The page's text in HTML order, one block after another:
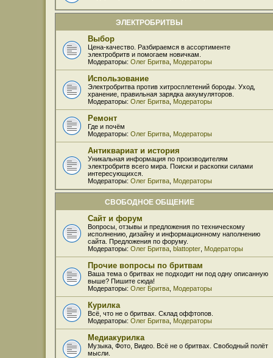
ЭЛЕКТРОБРИТВЫ
Выбор
Цена-качество. Разбираемся в ассортименте
электробритв и помогаем новичкам.
Модераторы: Олег Бритва Модераторы
Использование
Электробритва против хитросплетений бороды. Уход,
хранение, правильная зарядка аккумуляторов.
Модераторы: Олег Бритва Модераторы
Ремонт
Где и почём
Модераторы: Олег Бритва Модераторы
Антиквариат и история
Уникальная информация по производителям
электробритв всего мира. Поиски и раскопки силами
интересующихся.
Модераторы: Олег Бритва Модераторы
СВОБОДНОЕ ОБЩЕНИЕ
Сайт и форум
Вопросы, отзывы и предложения по техническому
исполнению, дизайну и информационному наполнению
сайта. Предложения по форуму.
Модераторы: Олег Бритва blattopter Модераторы
Прочие вопросы по бритвам
Ваша тема о бритвах не подходит ни под одну описанную
выше? Пишите сюда!
Модераторы: Олег Бритва Модераторы
Курилка
Всё, что не о бритвах. Склад оффтопов.
Модераторы: Олег Бритва Модераторы
Медиакурилка
Музыка, Фото, Видео. Всё не о бритвах. Свободный полёт
мысли.